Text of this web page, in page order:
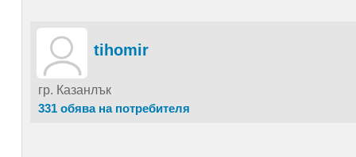
tihomir
гр. Казанлък
331 обява на потребителя